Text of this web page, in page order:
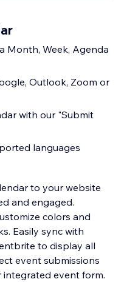
Month, Week, Agenda
Outlook, Zoom or
with our "Submit
languages
to your website
and engaged.
colors and
Easily sync with
to display all
event submissions
event form.